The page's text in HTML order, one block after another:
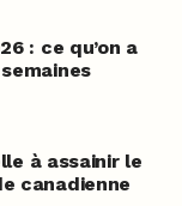
: ce qu’on a
à assainir le
canadienne